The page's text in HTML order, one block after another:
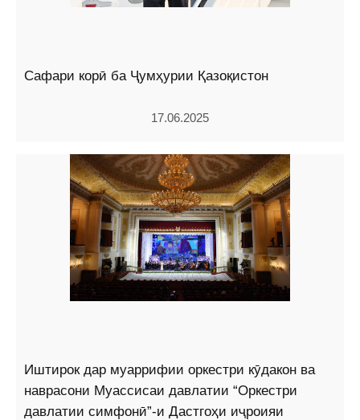
Сафари корӣ ба Ҷумҳурии Қазоқистон
17.06.2025
Иштирок дар муаррифии оркестри кӯдакон ва
наврасони Муассисаи давлатии “Оркестри
давлатии симфонӣ”-и Дастгоҳи иҷроияи